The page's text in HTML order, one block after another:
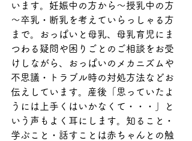
います。妊娠中の方から～授乳中の方
～卒乳・断乳を考えていらっしゃる方
まで。おっぱいと母乳、母乳育児にま
つわる疑問や困りごとのご相談をお受
けしながら、おっぱいのメカニズムや
不思議・トラブル時の対処方法などお
伝えしています。産後「思っていたよ
うには上手くはいかなくて・・・」と
いう声もよく耳にします。知ること・
学ぶこと・話すことは赤ちゃんとの触